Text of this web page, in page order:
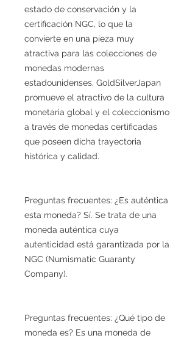
estado de conservación y la
certificación NGC, lo que la
convierte en una pieza muy
atractiva para las colecciones de
monedas modernas
estadounidenses. GoldSilverJapan
promueve el atractivo de la cultura
monetaria global y el coleccionismo
a través de monedas certificadas
que poseen dicha trayectoria
histórica y calidad.
Preguntas frecuentes: ¿Es auténtica
esta moneda? Sí. Se trata de una
moneda auténtica cuya
autenticidad está garantizada por la
NGC (Numismatic Guaranty
Company).
Preguntas frecuentes: ¿Qué tipo de
moneda es? Es una moneda de